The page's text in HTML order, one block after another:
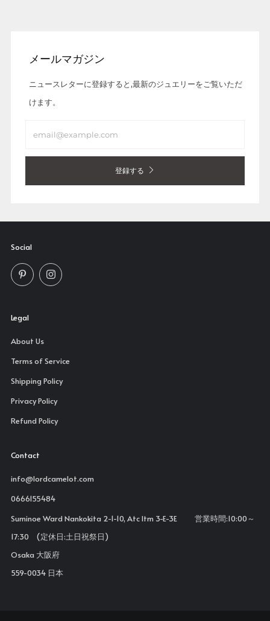
メールマガジン
ニュースレターに登録すると,最新のジュエリーをご覧いただ
けます。
登録する
Social
PinterestInstagram
Legal
About Us
Terms of Service
Shipping Policy
Privacy Policy
Refund Policy
Contact
info@lordcamelot.com
0666155484
Suminoe Ward Nankokita 2-1-10, Atc Itm 3-E-3E 営業時間:10:00～
17:30 (定休日:土日祝祭日)
Osaka 大阪府
559-0034 日本